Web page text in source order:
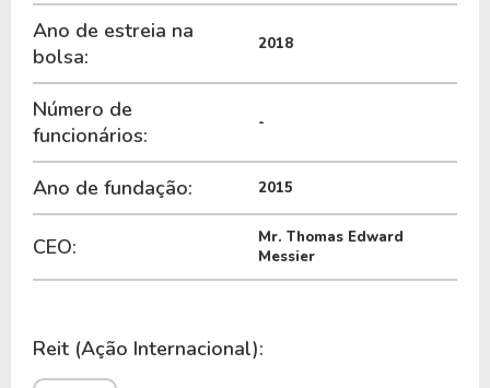
Ano de estreia na
bolsa:
2018
Número de
funcionários:
-
Ano de fundação: 2015
CEO:
Mr. Thomas Edward
Messier
Reit (Ação Internacional):